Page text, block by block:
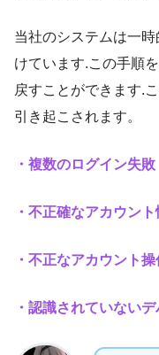
当社のシステムは一
けています.この手順
戻すことができます.
引き起こされます。
・複数のログイン失敗
・不正確なアカウント
・不正なアカウント操
・認識されていない